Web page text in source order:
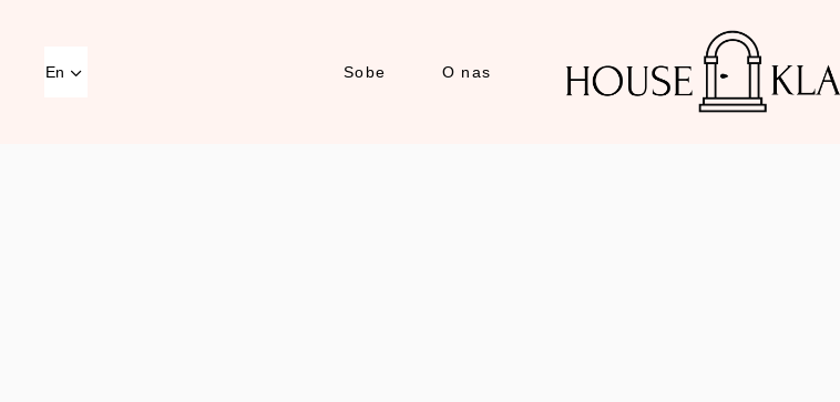
En Sobe O nas